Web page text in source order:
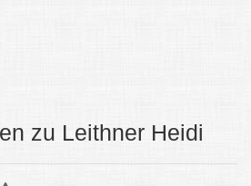
zu Leithner Heidi